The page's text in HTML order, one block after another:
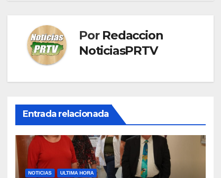
Por Redaccion
NoticiasPRTV
Entrada relacionada
NOTICIAS ULTIMA HORA